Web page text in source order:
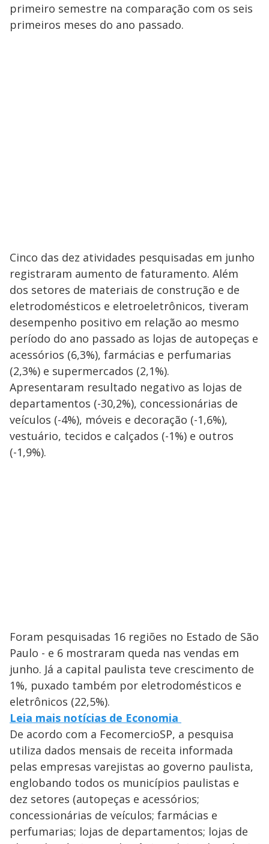
primeiro semestre na comparação com os seis
primeiros meses do ano passado.
Cinco das dez atividades pesquisadas em junho
registraram aumento de faturamento. Além
dos setores de materiais de construção e de
eletrodomésticos e eletroeletrônicos, tiveram
desempenho positivo em relação ao mesmo
período do ano passado as lojas de autopeças e
acessórios (6,3%), farmácias e perfumarias
(2,3%) e supermercados (2,1%).
Apresentaram resultado negativo as lojas de
departamentos (-30,2%), concessionárias de
veículos (-4%), móveis e decoração (-1,6%),
vestuário, tecidos e calçados (-1%) e outros
(-1,9%).
Foram pesquisadas 16 regiões no Estado de São
Paulo - e 6 mostraram queda nas vendas em
junho. Já a capital paulista teve crescimento de
1%, puxado também por eletrodomésticos e
eletrônicos (22,5%).
Leia mais notícias de Economia
De acordo com a FecomercioSP, a pesquisa
utiliza dados mensais de receita informada
pelas empresas varejistas ao governo paulista,
englobando todos os municípios paulistas e
dez setores (autopeças e acessórios;
concessionárias de veículos; farmácias e
perfumarias; lojas de departamentos; lojas de